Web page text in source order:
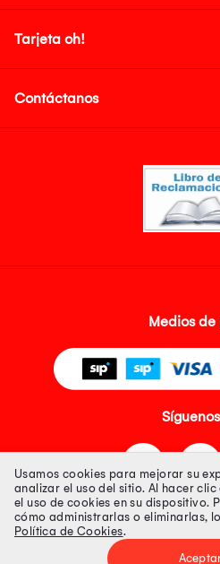
Tarjeta oh!
Contáctanos
Medios de
Tienda 100%
Usamos cookies para mejorar su
analizar el uso del sitio. Al hacer clic
el uso de cookies en su dispositivo.
cómo administrarlas o eliminarlas,
Política de Cookies.